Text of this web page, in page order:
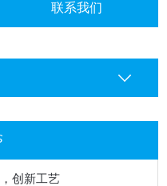
联系我们
创新工艺